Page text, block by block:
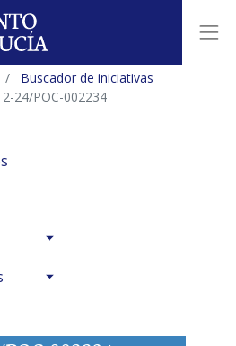
Buscador de iniciativas
24/POC-002234